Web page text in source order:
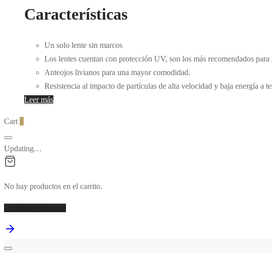
Características
Un solo lente sin marcos
Los lentes cuentan con protección UV, son los más recomendados
Anteojos livianos para una mayor comodidad.
Resistencia al impacto de partículas de alta velocidad y baja energía a
Leer más
Cart
Updating…
No hay productos en el carrito.